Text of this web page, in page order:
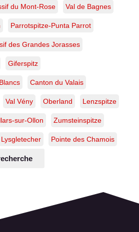
du Mont-Rose Val de Bagnes
Parrotspitze-Punta Parrot
des Grandes Jorasses
Giferspitz
Canton du Valais
Val Vény Oberland Lenzspitze
sur-Ollon Zumsteinspitze
Lysgletecher Pointe des Chamois